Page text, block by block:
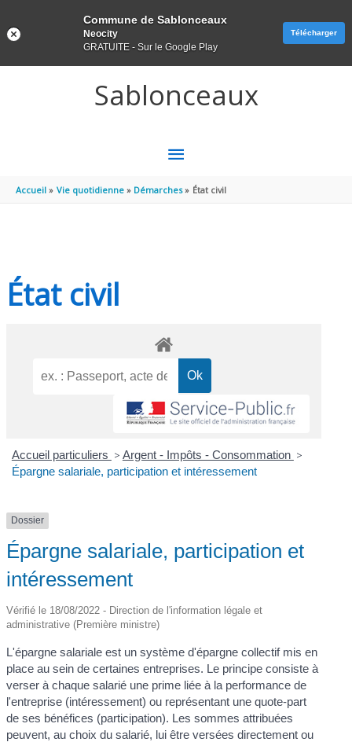
Sablonceaux
MENU
PRINCIPAL
Accueil Vie quotidienne Démarches État civil
État civil
Accueil particuliers > Argent - Impôts - Consommation >
Épargne salariale, participation et intéressement
Dossier
Épargne salariale, participation et
intéressement
Vérifié le 18/08/2022 - Direction de l'information légale et
administrative (Première ministre)
L'épargne salariale est un système d'épargne collectif mis en
place au sein de certaines entreprises. Le principe consiste à
verser à chaque salarié une prime liée à la performance de
l'entreprise (intéressement) ou représentant une quote-part
de ses bénéfices (participation). Les sommes attribuées
peuvent, au choix du salarié, lui être versées directement ou
Commune de Sablonceaux
Neocity
GRATUITE - Sur le Google Play
Télécharger